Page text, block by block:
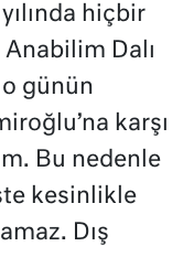
hiçbir
Dalı
o günün
karşı
Bu nedenle
kesinlikle
Dış